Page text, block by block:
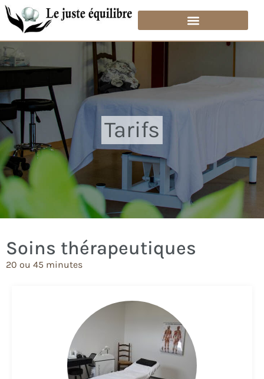
Tarifs
Soins thérapeutiques
20 ou 45 minutes